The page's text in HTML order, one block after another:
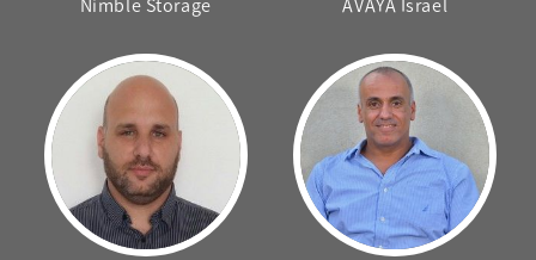
AVAYA Israel
Nimble Storage